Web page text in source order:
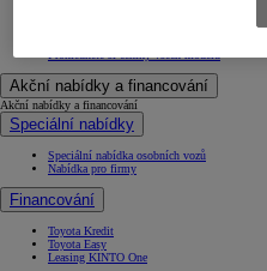
Akční nabídky a financování
Akční nabídky a financování
Speciální nabídky
Speciální nabídka osobních vozů
Nabídka pro firmy
Financování
Toyota Kredit
Toyota Easy
Leasing KINTO One